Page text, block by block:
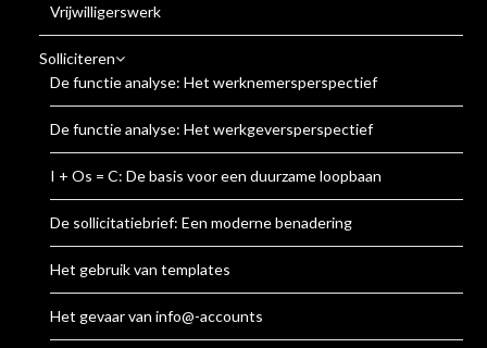
Vrijwilligerswerk
Solliciteren
De functie analyse: Het werknemersperspectief
De functie analyse: Het werkgeversperspectief
I + Os = C: De basis voor een duurzame loopbaan
De sollicitatiebrief: Een moderne benadering
Het gebruik van templates
Het gevaar van info@-accounts